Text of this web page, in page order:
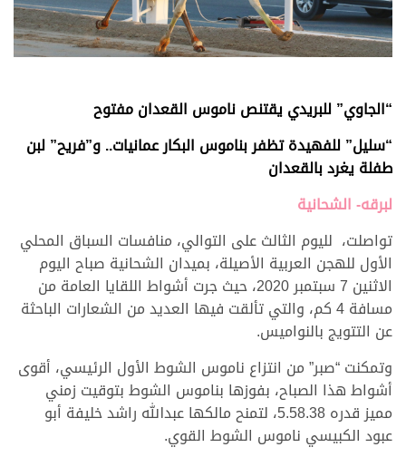
“الجاوي” للبريدي يقتنص ناموس القعدان مفتوح
“سليل” للفهيدة تظفر بناموس البكار عمانيات.. و”فريح” لبن
طفلة يغرد بالقعدان
لبرقه- الشحانية
تواصلت، لليوم الثالث على التوالي، منافسات السباق المحلي
الأول للهجن العربية الأصيلة، بميدان الشحانية صباح اليوم
الاثنين 7 سبتمبر 2020، حيث جرت أشواط اللقايا العامة من
مسافة 4 كم، والتي تألقت فيها العديد من الشعارات الباحثة
عن التتويج بالنواميس.
وتمكنت “صبر” من انتزاع ناموس الشوط الأول الرئيسي، أقوى
أشواط هذا الصباح، بفوزها بناموس الشوط بتوقيت زمني
مميز قدره 5.58.38، لتمنح مالكها عبدالله راشد خليفة أبو
عبود الكبيسي ناموس الشوط القوي.